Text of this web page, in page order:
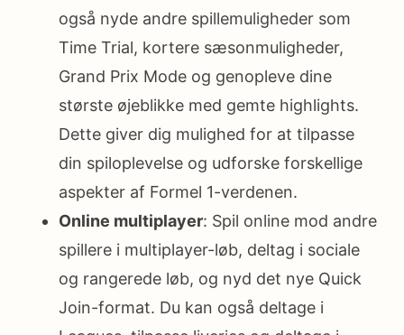
også nyde andre spillemuligheder som
Time Trial, kortere sæsonmuligheder,
Grand Prix Mode og genopleve dine
største øjeblikke med gemte highlights.
Dette giver dig mulighed for at tilpasse
din spiloplevelse og udforske forskellige
aspekter af Formel 1-verdenen.
Online multiplayer: Spil online mod andre
spillere i multiplayer-løb, deltag i sociale
og rangerede løb, og nyd det nye Quick
Join-format. Du kan også deltage i